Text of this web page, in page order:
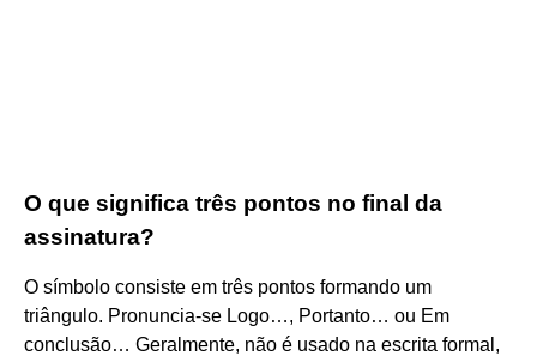
O que significa três pontos no final da
assinatura?
O símbolo consiste em três pontos formando um
triângulo. Pronuncia-se Logo…, Portanto… ou Em
conclusão… Geralmente, não é usado na escrita formal,